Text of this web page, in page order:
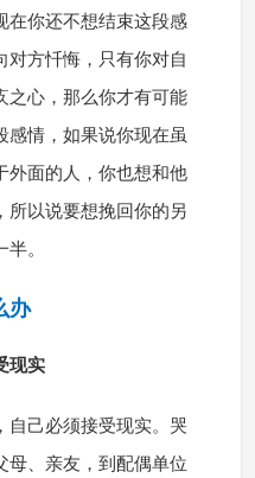
你还不想结束这段感
对方忏悔，只有你对自
之心，那么你才有可能
感情，如果说你现在虽
外面的人，你也想和他
所以说要想挽回你的另
。
办
现实
己必须接受现实。哭
母、亲友，到配偶单位